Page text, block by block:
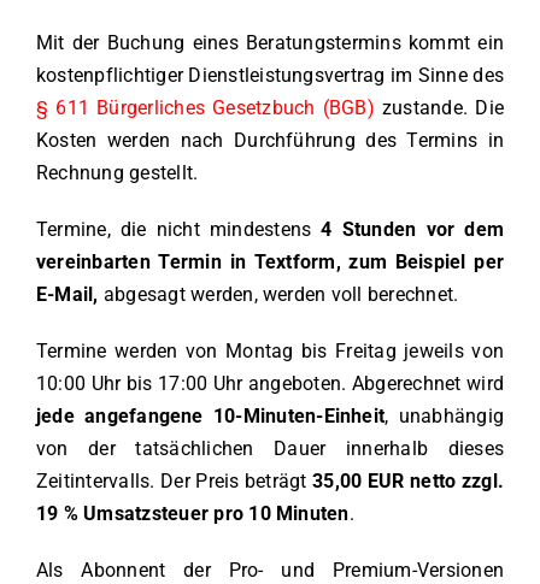
Mit der Buchung eines Beratungstermins kommt ein
kostenpflichtiger Dienstleistungsvertrag im Sinne des
§ 611 Bürgerliches Gesetzbuch (BGB) zustande. Die
Kosten werden nach Durchführung des Termins in
Rechnung gestellt.
Termine, die nicht mindestens4 Stunden vor dem
vereinbarten Termin in Textform, zum Beispiel per
E-Mail, abgesagt werden, werden voll berechnet.
Termine werden von Montag bis Freitag jeweils von
10:00 Uhr bis 17:00 Uhr angeboten. Abgerechnet wird
jede angefangene 10-Minuten-Einheit, unabhängig
von der tatsächlichen Dauer innerhalb dieses
Zeitintervalls. Der Preis beträgt35,00 EUR netto zzgl.
19 % Umsatzsteuer pro 10 Minuten.
Als Abonnent der Pro- und Premium-Versionen